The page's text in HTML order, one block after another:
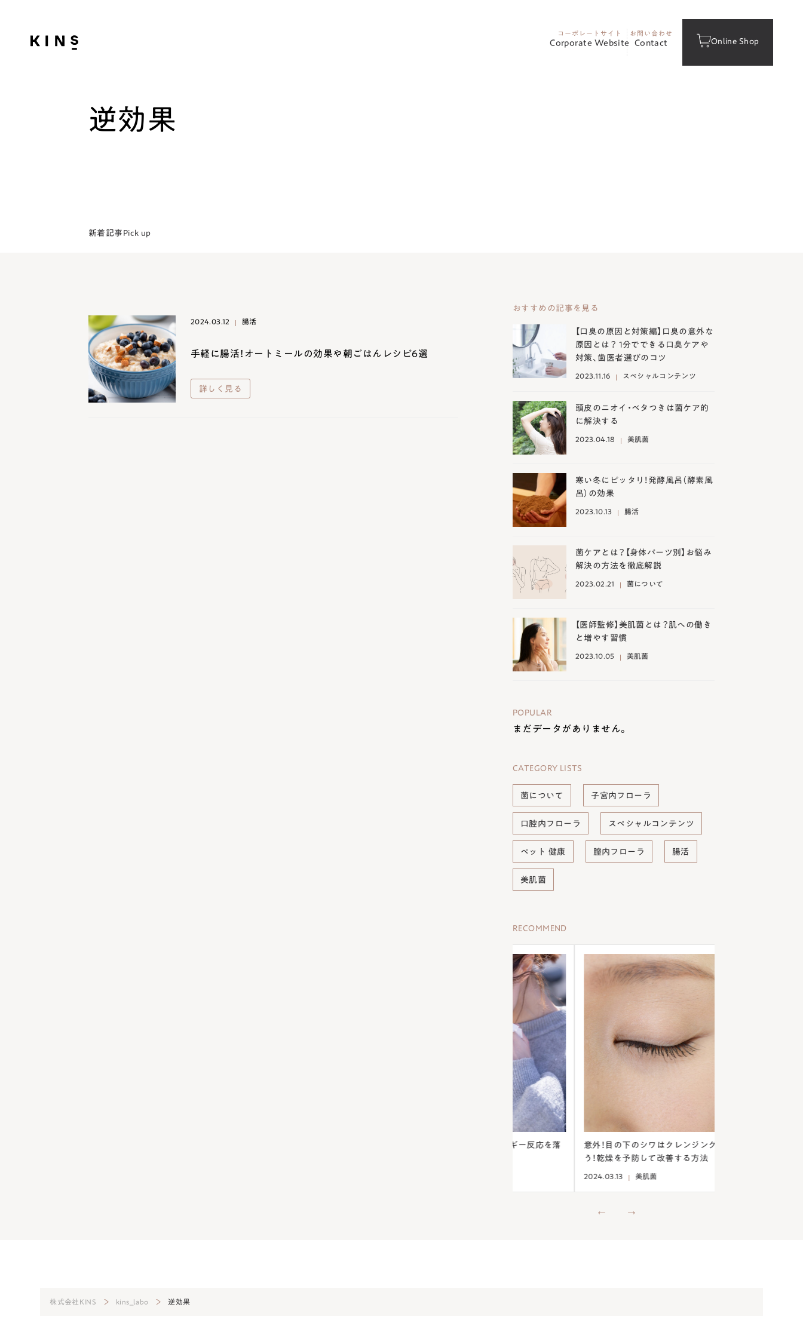
コーポレートサイト
Corporate Website
お問い合わせ
Contact Online Shop
逆効果
新着記事Pick up
2024.03.12 腸活
手軽に腸活！オートミールの効果や朝ごはんレシピ6選
詳しく見る
おすすめの記事を見る
【口臭の原因と対策編】口臭の意外な
原因とは？ 1分でできる口臭ケアや
対策、歯医者選びのコツ
2023.11.16 スペシャルコンテンツ
頭皮のニオイ・ベタつきは菌ケア的
に解決する
2023.04.18 美肌菌
寒い冬にピッタリ！発酵風呂（酵素風
呂）の効果
2023.10.13 腸活
菌ケアとは？【身体パーツ別】お悩み
解決の方法を徹底解説
2023.02.21 菌について
【医師監修】美肌菌とは？肌への働き
と増やす習慣
2023.10.05 美肌菌
POPULAR
まだデータがありません。
CATEGORY LISTS
菌について 子宮内フローラ
口腔内フローラ スペシャルコンテンツ
ペット 健康 膣内フローラ 腸活
美肌菌
RECOMMEND
意外！目の下のシワはクレンジングから見直そ
う！乾燥を予防して改善する方法
美肌菌
株式会社KINS kins_labo 逆効果